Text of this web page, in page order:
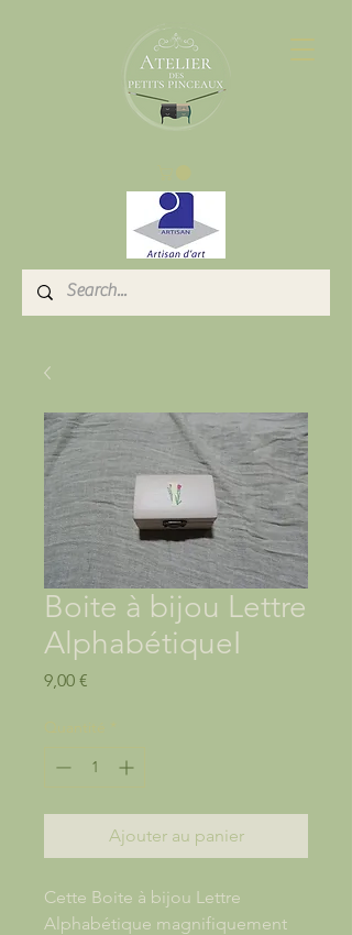
Boite à bijou Lettre
AlphabétiqueI
9,00 €
Ajouter au panier
Cette Boite à bijou Lettre
Alphabétique magnifiquement